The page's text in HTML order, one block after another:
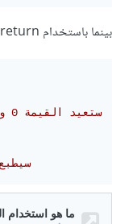
بينماباستخدام return
# سيطبع 0 فقط